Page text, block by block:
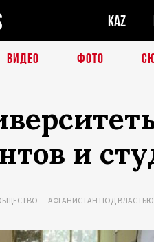
KAZ
ВИДЕО ФОТО
и
АФГАНИСТАН ПОД